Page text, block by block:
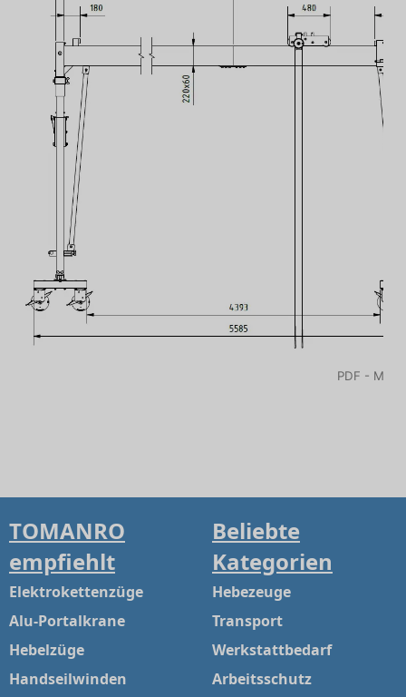
PDF -
TOMANRO
empfiehlt
Elektrokettenzüge
Alu-Portalkrane
Hebelzüge
Handseilwinden
Beliebte
Kategorien
Hebezeuge
Transport
Werkstattbedarf
Arbeitsschutz